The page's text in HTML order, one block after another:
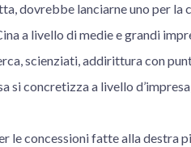
dovrebbe lanciarne uno per la
a livello di medie e grandi
scienziati, addirittura con
concretizza a livello
le concessioni fatte alla destra